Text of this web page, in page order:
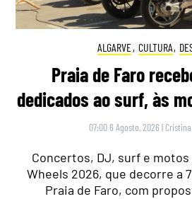
ALGARVE, CULTURA,
Praia de Faro
dedicados ao surf, às
07:00 6 Agosto, 2026 |
Concertos, DJ, surf e
Wheels 2026, que decorre a
Praia de Faro, com